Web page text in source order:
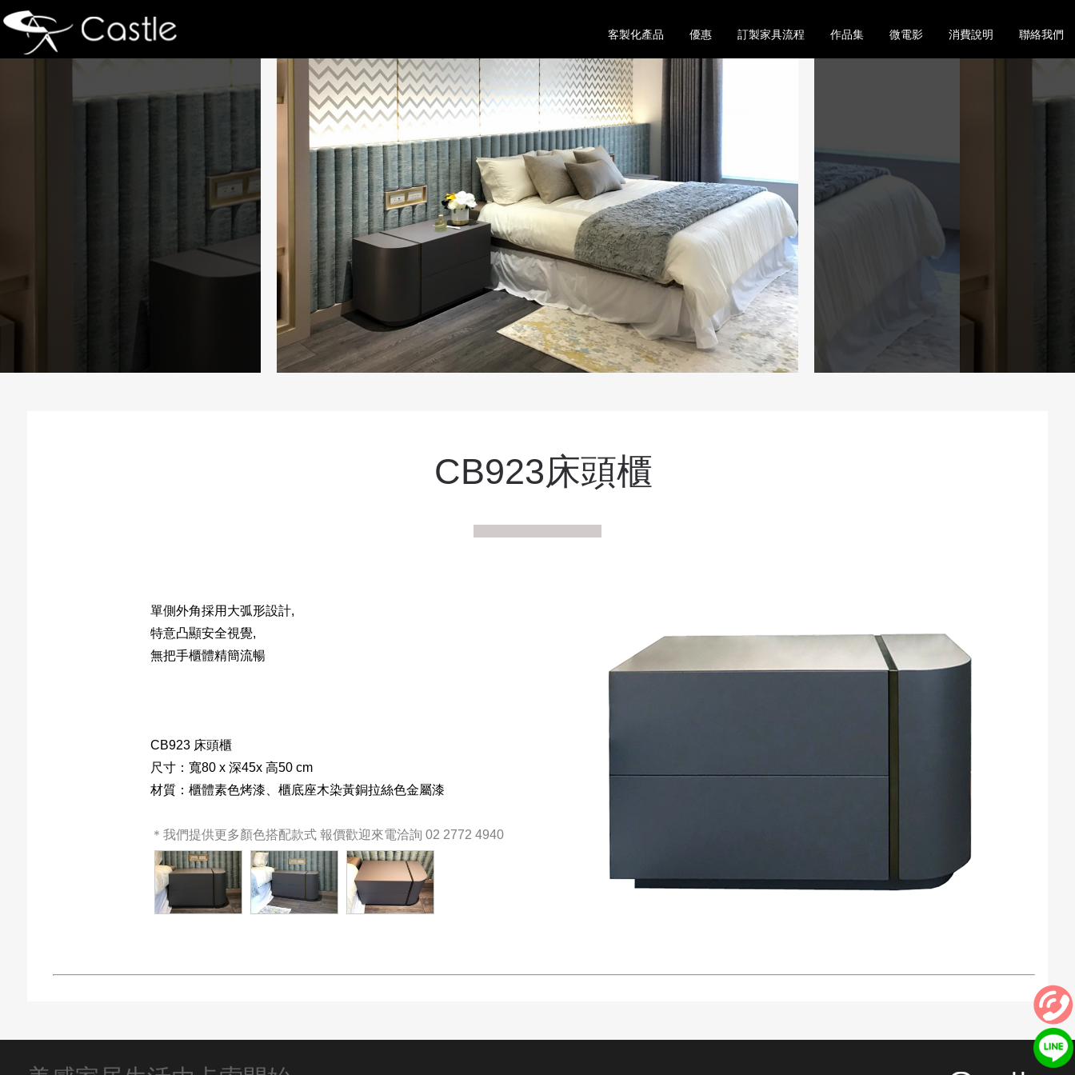
客製化產品 優惠 訂製家具流程 作品集 微電影 消費說明 聯絡我們
CB923床頭櫃
單側外角採用大弧形設計,
特意凸顯安全視覺,
無把手櫃體精簡流暢
CB923 床頭櫃
尺寸：寬80 x 深45x 高50 cm
材質：櫃體素色烤漆、櫃底座木染黃銅拉絲色金屬漆
＊我們提供更多顏色搭配款式 報價歡迎來電洽詢 02 2772 4940